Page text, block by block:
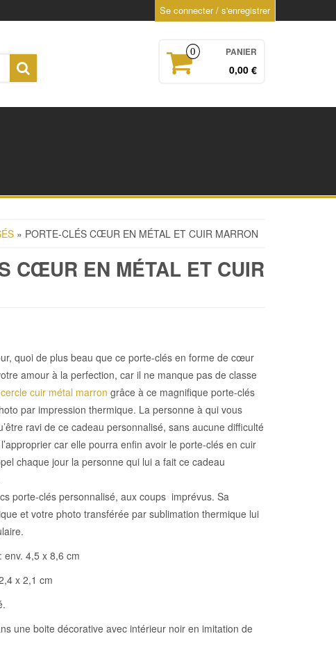
Se connecter / s'enregistrer
0 PANIER
0,00 €
» PORTE-CLÉS CŒUR EN MÉTAL ET CUIR MARRON
CŒUR EN MÉTAL ET CUIR
quoi de plus beau que ce porte-clés en forme de cœur
amour à la perfection, car il ne manque pas de classe
cuir métal marron grâce à ce magnifique porte-clés
par impression thermique. La personne à qui vous
ravi de ce cadeau personnalisé, sans aucune difficulté
car elle pourra enfin avoir le porte-clés en cuir
chaque jour la personne qui lui a fait ce cadeau
porte-clés personnalisé, aux coups imprévus. Sa
et votre photo transférée par sublimation thermique lui
env. 4,5 x 8,6 cm
x 2,1 cm
une boite décorative avec intérieur noir en imitation de